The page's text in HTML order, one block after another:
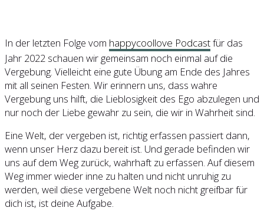
In der letzten Folge vom happycoollove Podcastfür das
Jahr 2022 schauen wir gemeinsam noch einmal auf die
Vergebung. Vielleicht eine gute Übung am Ende des Jahres
mit all seinen Festen. Wir erinnern uns, dass wahre
Vergebung uns hilft, die Lieblosigkeit des Ego abzulegen und
nur noch der Liebe gewahr zu sein, die wir in Wahrheit sind.
Eine Welt, der vergeben ist, richtig erfassen passiert dann,
wenn unser Herz dazu bereit ist. Und gerade befinden wir
uns auf dem Weg zurück, wahrhaft zu erfassen. Auf diesem
Weg immer wieder inne zu halten und nicht unruhig zu
werden, weil diese vergebene Welt noch nicht greifbar für
dich ist, ist deine Aufgabe.